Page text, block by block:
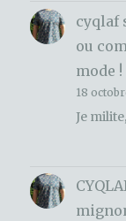
cyqlaf
ou
mode !
18
Je